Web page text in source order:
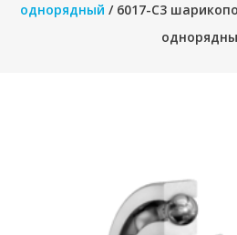
однорядный / 6017-C3